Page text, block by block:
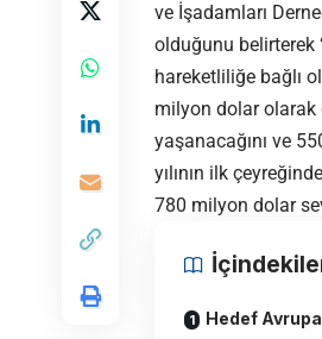
ve İşadamları
olduğunu belirterek
hareketliliğe bağlı
milyon dolar olarak
yaşanacağını ve
yılının ilk
780 milyon dolar
Hedef